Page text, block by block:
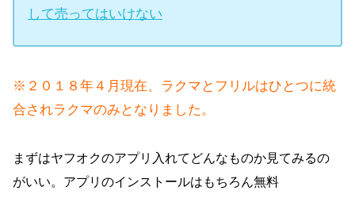
して売ってはいけない
※２０１８年４月現在、ラクマとフリルはひとつに統
合されラクマのみとなりました。
まずはヤフオクのアプリ入れてどんなものか見てみるの
がいい。アプリのインストールはもちろん無料